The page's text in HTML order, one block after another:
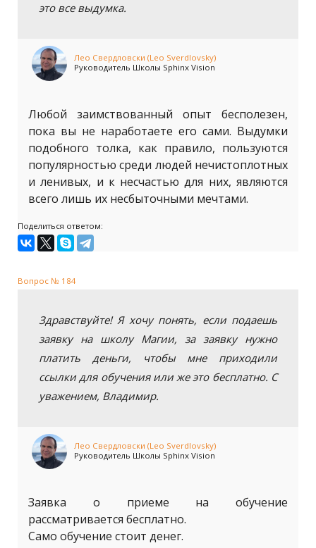
это все выдумка.
Лео Свердловски (Leo Sverdlovsky)
Руководитель Школы Sphinx Vision
Любой заимствованный опыт бесполезен,
пока вы не наработаете его сами. Выдумки
подобного толка, как правило, пользуются
популярностью среди людей нечистоплотных
и ленивых, и к несчастью для них, являются
всего лишь их несбыточными мечтами.
Поделиться ответом:
Вопрос № 184
Здравствуйте! Я хочу понять, если подаешь
заявку на школу Магии, за заявку нужно
платить деньги, чтобы мне приходили
ссылки для обучения или же это бесплатно. С
уважением, Владимир.
Лео Свердловски (Leo Sverdlovsky)
Руководитель Школы Sphinx Vision
Заявка о приеме на обучение
рассматривается бесплатно.
Само обучение стоит денег.